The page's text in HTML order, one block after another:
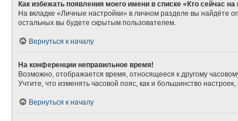
Как избежать появления моего имени в списке «Кто сейчас
На вкладке «Личные настройки» в личном разделе вы найдёте
остальных вы будете скрытым пользователем.
Вернуться к началу
На конференции неправильное время!
Возможно, отображается время, относящееся к другому
Учтите, что изменять часовой пояс, как и большинство
Вернуться к началу